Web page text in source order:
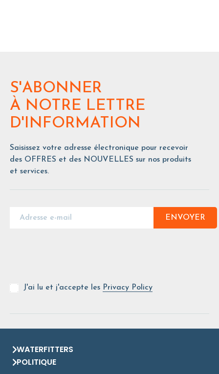
S'ABONNER
À NOTRE LETTRE
D'INFORMATION
Saisissez votre adresse électronique pour recevoir
des OFFRES et des NOUVELLES sur nos produits
et services.
ENVOYER
J'ai lu et j'accepte les Privacy Policy
WATERFITTERS
POLITIQUE